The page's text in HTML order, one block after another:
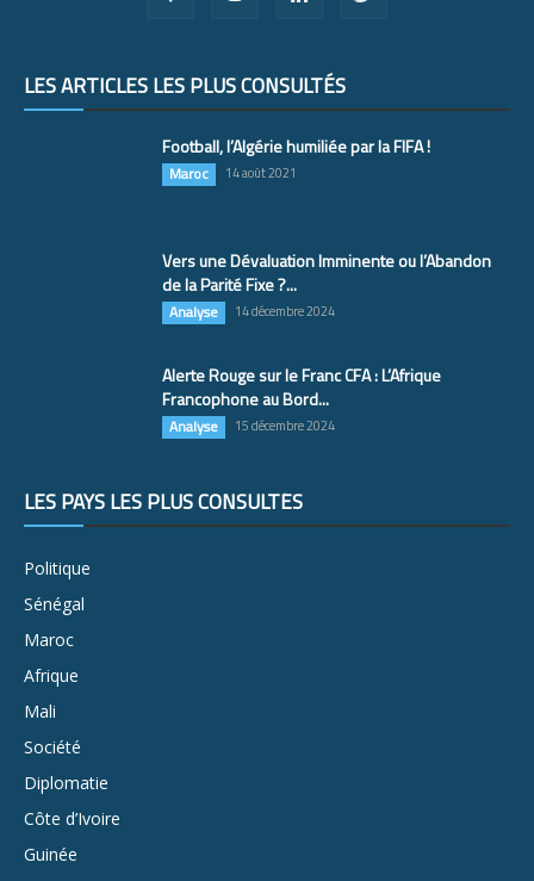
LES ARTICLES LES PLUS CONSULTÉS
Football, l’Algérie humiliée par la FIFA !
Maroc 14 août 2021
Vers une Dévaluation Imminente ou l’Abandon
de la Parité Fixe ?...
Analyse 14 décembre 2024
Alerte Rouge sur le Franc CFA : L’Afrique
Francophone au Bord...
Analyse 15 décembre 2024
LES PAYS LES PLUS CONSULTÉS
Politique
Sénégal
Maroc
Afrique
Mali
Société
Diplomatie
Côte d’Ivoire
Guinée